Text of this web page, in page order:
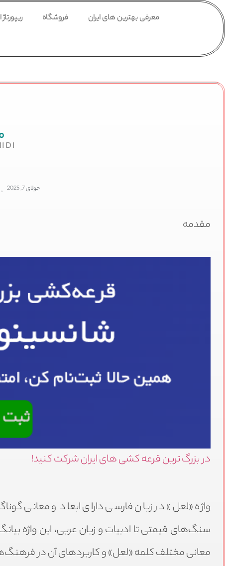
معرفی بهترین های ایران فروشگاه
جولای 7, 2025
مقدمه
در بزرگ ترین قرعه کشی های ایران شرکت کنید!
واژه «لعل» در زبان فارسی دارای ابعاد و معانی
سنگ‌های قیمتی تا ادبیات و زبان عربی، این واژه
معانی مختلف کلمه «لعل» و کاربردهای آن در